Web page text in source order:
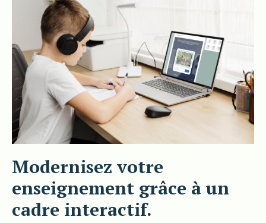
Modernisez votre
enseignement grâce à un
cadre interactif.